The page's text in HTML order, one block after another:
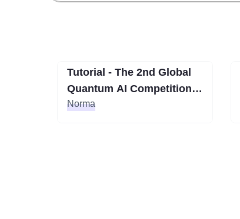
참가 접수중 진행중
Tutorial - The 2nd Global
Quantum AI Competition
2026
Norma
Tutorial - The 2nd Global
Quantum AI Competition
2026
Norma